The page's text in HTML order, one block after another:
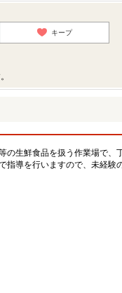
キープ
の生鮮食品を扱う作業場で、
指導を行いますので、未経験